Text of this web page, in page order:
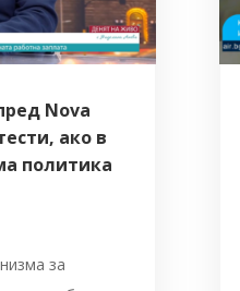
Nova
ако в
политика
за